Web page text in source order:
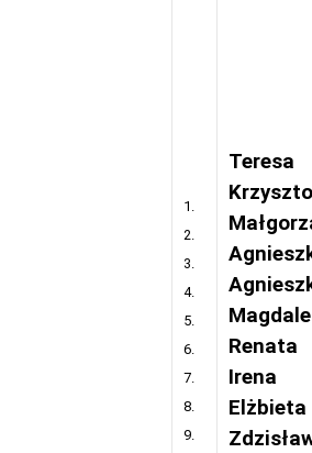
1.
2.
3.
4.
5.
6.
7.
8.
9.
Teresa
Renata
Irena
Elżbieta